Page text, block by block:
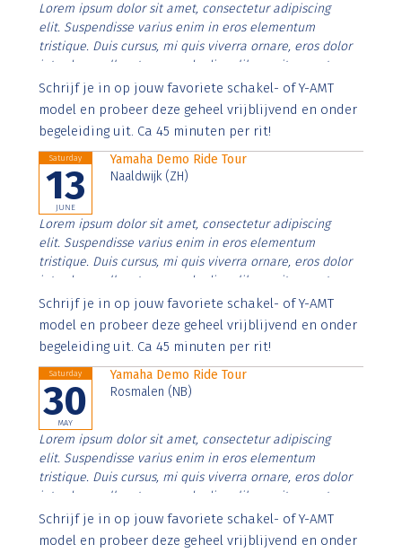
Lorem ipsum dolor sit amet, consectetur adipiscing
elit. Suspendisse varius enim in eros elementum
tristique. Duis cursus, mi quis viverra ornare, eros dolor
interdum nulla, ut commodo diam libero vitae erat.
Aenean faucibus nibh et justo cursus id rutrum lorem
imperdiet. Nunc ut sem vitae risus tristique posuere.
Schrijf je in op jouw favoriete schakel- of Y-AMT
model en probeer deze geheel vrijblijvend en onder
begeleiding uit. Ca 45 minuten per rit!
Saturday
13
JUNE
Yamaha Demo Ride Tour
Naaldwijk (ZH)
Lorem ipsum dolor sit amet, consectetur adipiscing
elit. Suspendisse varius enim in eros elementum
tristique. Duis cursus, mi quis viverra ornare, eros dolor
interdum nulla, ut commodo diam libero vitae erat.
Aenean faucibus nibh et justo cursus id rutrum lorem
imperdiet. Nunc ut sem vitae risus tristique posuere.
Schrijf je in op jouw favoriete schakel- of Y-AMT
model en probeer deze geheel vrijblijvend en onder
begeleiding uit. Ca 45 minuten per rit!
Saturday
30
MAY
Yamaha Demo Ride Tour
Rosmalen (NB)
Lorem ipsum dolor sit amet, consectetur adipiscing
elit. Suspendisse varius enim in eros elementum
tristique. Duis cursus, mi quis viverra ornare, eros dolor
interdum nulla, ut commodo diam libero vitae erat.
Aenean faucibus nibh et justo cursus id rutrum lorem
imperdiet. Nunc ut sem vitae risus tristique posuere.
Schrijf je in op jouw favoriete schakel- of Y-AMT
model en probeer deze geheel vrijblijvend en onder